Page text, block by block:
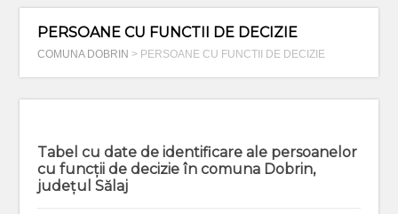
PERSOANE CU FUNCTII DE DECIZIE
COMUNA DOBRIN > PERSOANE CU FUNCTII DE DECIZIE
Tabel cu date de identificare ale persoanelor
cu funcții de decizie în comuna Dobrin,
județul Sălaj